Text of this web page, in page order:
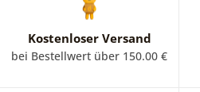
Kostenloser Versand
bei Bestellwert über 150.00 €